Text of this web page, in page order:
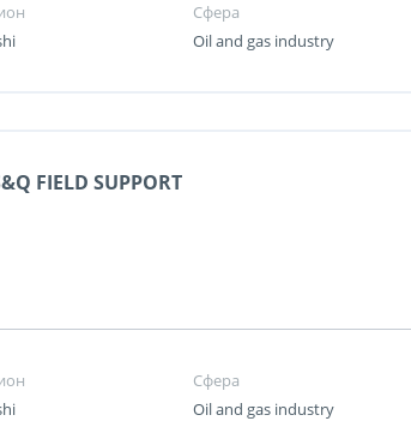
Сфера
Oil and gas industry
FIELD SUPPORT
Сфера
Oil and gas industry